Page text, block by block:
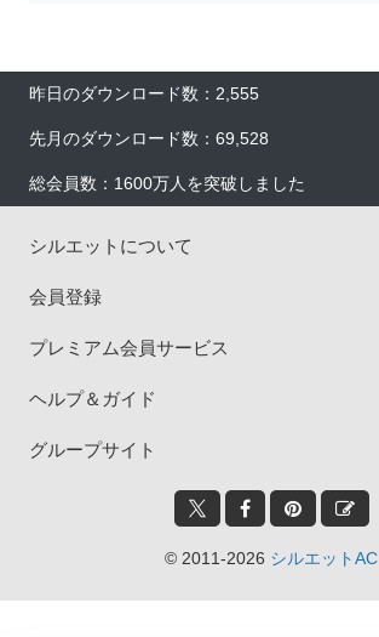
昨日のダウンロード数：2,555
先月のダウンロード数：69,528
総会員数：1600万人を突破しました
シルエットについて
会員登録
プレミアム会員サービス
ヘルプ＆ガイド
グループサイト
© 2011-2026 シルエットAC